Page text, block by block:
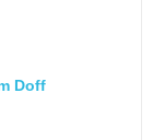
Doff